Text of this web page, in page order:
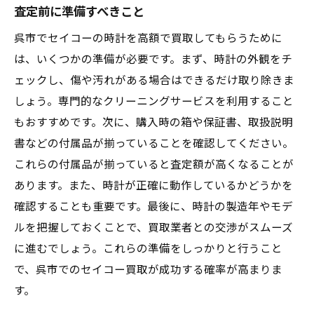
査定前に準備すべきこと
呉市でセイコーの時計を高額で買取してもらうために
は、いくつかの準備が必要です。まず、時計の外観をチ
ェックし、傷や汚れがある場合はできるだけ取り除きま
しょう。専門的なクリーニングサービスを利用すること
もおすすめです。次に、購入時の箱や保証書、取扱説明
書などの付属品が揃っていることを確認してください。
これらの付属品が揃っていると査定額が高くなることが
あります。また、時計が正確に動作しているかどうかを
確認することも重要です。最後に、時計の製造年やモデ
ルを把握しておくことで、買取業者との交渉がスムーズ
に進むでしょう。これらの準備をしっかりと行うこと
で、呉市でのセイコー買取が成功する確率が高まりま
す。